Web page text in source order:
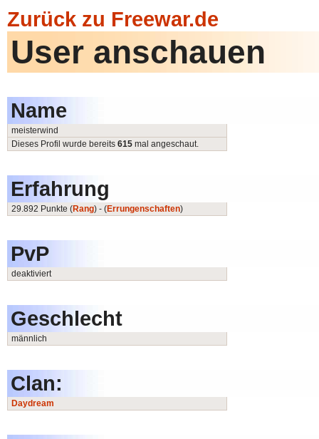
Zurück zu Freewar.de
User anschauen
Name
meisterwind
Dieses Profil wurde bereits 615 mal angeschaut.
Erfahrung
29.892 Punkte (Rang) - (Errungenschaften)
PvP
deaktiviert
Geschlecht
männlich
Clan:
Daydream